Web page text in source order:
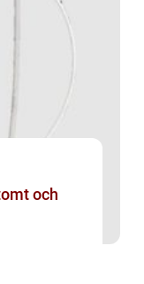
och